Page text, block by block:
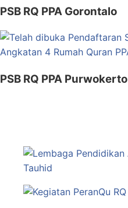
PSB RQ PPA Gorontalo
PSB RQ PPA Purwokerto